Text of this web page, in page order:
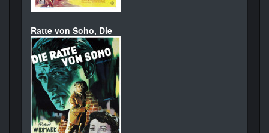
Ratte von Soho, Die